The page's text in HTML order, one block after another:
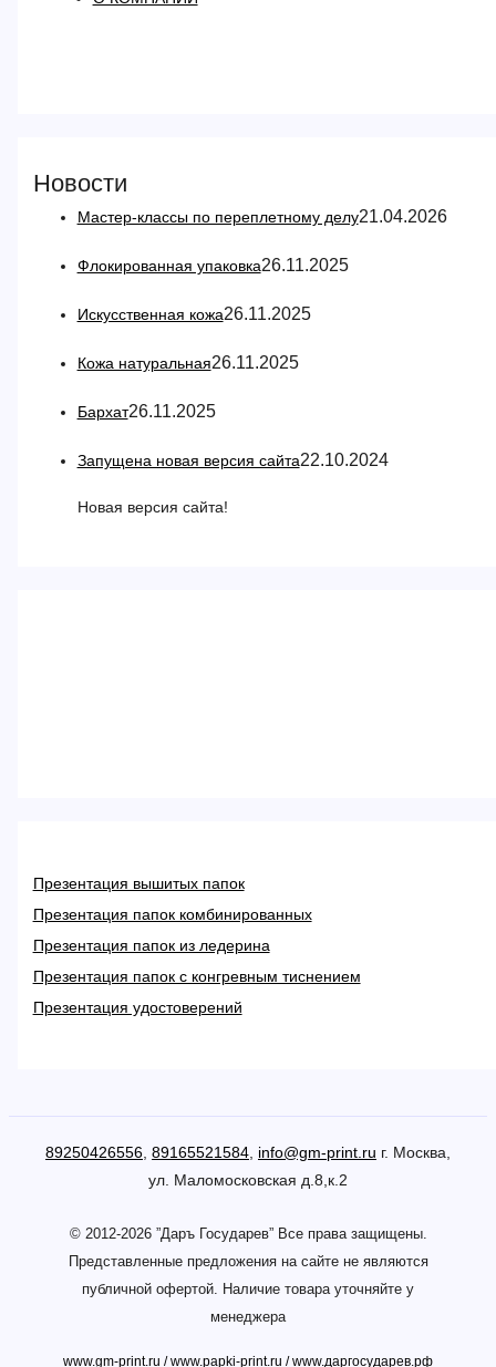
Новости
Мастер-классы по переплетному делу21.04.2026
Флокированная упаковка26.11.2025
Искусственная кожа26.11.2025
Кожа натуральная26.11.2025
Бархат26.11.2025
Запущена новая версия сайта22.10.2024
Новая версия сайта!
Презентация вышитых папок
Презентация папок комбинированных
Презентация папок из ледерина
Презентация папок с конгревным тиснением
Презентация удостоверений
89250426556, 89165521584, info@gm-print.ru г. Москва,
ул. Маломосковская д.8,к.2
© 2012-2026 ”Даръ Государев” Все права защищены.
Представленные предложения на сайте не являются
публичной офертой. Наличие товара уточняйте у
менеджера
www.gm-print.ru /www.papki-print.ru /www.даргосударев.рф